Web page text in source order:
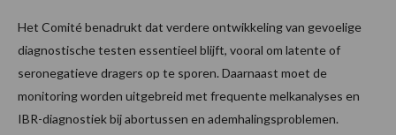
Het Comité benadrukt dat verdere ontwikkeling van gevoelige
diagnostische testen essentieel blijft, vooral om latente of
seronegatieve dragers op te sporen. Daarnaast moet de
monitoring worden uitgebreid met frequente melkanalyses en
IBR-diagnostiek bij abortussen en ademhalingsproblemen.